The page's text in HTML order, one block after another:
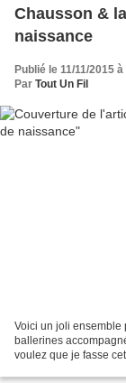
Chausson &
naissance
Publié le 11/11/2015
Par Tout Un Fil
Voici un joli ensemble
ballerines
voulez que je fasse